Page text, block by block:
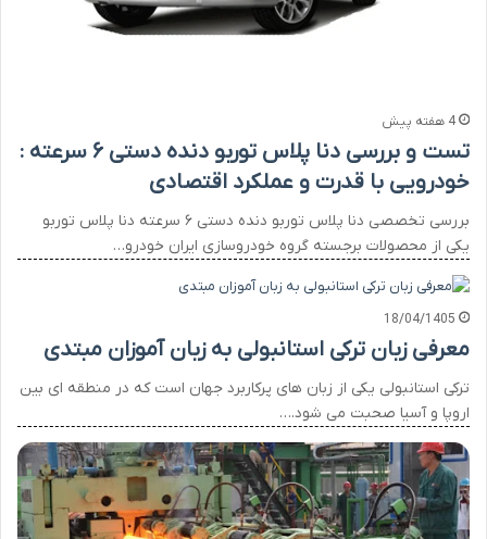
4 هفته پیش
تست و بررسی دنا پلاس توربو دنده دستی ۶ سرعته :
خودرویی با قدرت و عملکرد اقتصادی
بررسی تخصصی دنا پلاس توربو دنده دستی ۶ سرعته دنا پلاس توربو
یکی از محصولات برجسته گروه خودروسازی ایران خودرو…
18/04/1405
معرفی زبان ترکی استانبولی به زبان‌ آموزان مبتدی
ترکی استانبولی یکی از زبان های پرکاربرد جهان است که در منطقه ای بین
اروپا و آسیا صحبت می شود.…